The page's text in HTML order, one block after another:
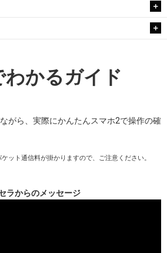
わかるガイド
がら、実際にかんたんスマホ2で操作の確
ット通信料が掛かりますので、ご注意ください。
ラからのメッセージ